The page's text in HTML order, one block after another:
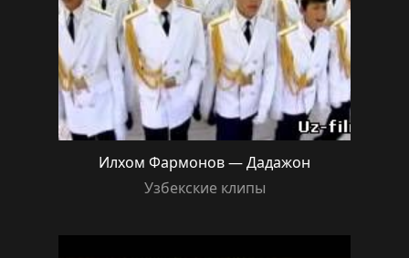
Илхом Фармонов — Дадажон
Узбекские клипы